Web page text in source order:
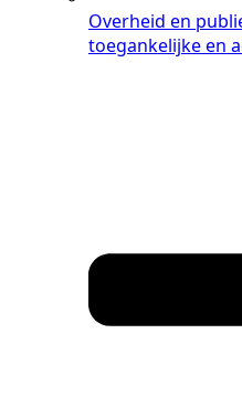
Overheid en
toegankelijke en